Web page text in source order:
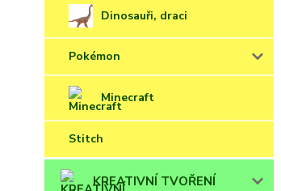
Dinosauři, draci
Pokémon
Minecraft
Stitch
KREATIVNÍ TVOŘENÍ